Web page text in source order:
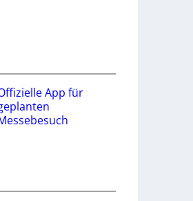
App für